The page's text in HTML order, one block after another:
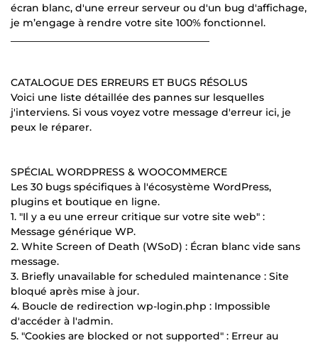
écran blanc, d'une erreur serveur ou d'un bug d'affichage,
je m’engage à rendre votre site 100% fonctionnel.
CATALOGUE DES ERREURS ET BUGS RÉSOLUS
Voici une liste détaillée des pannes sur lesquelles
j'interviens. Si vous voyez votre message d'erreur ici, je
peux le réparer.
SPÉCIAL WORDPRESS & WOOCOMMERCE
Les 30 bugs spécifiques à l'écosystème WordPress,
plugins et boutique en ligne.
1. "Il y a eu une erreur critique sur votre site web" :
Message générique WP.
2. White Screen of Death (WSoD) : Écran blanc vide sans
message.
3. Briefly unavailable for scheduled maintenance : Site
bloqué après mise à jour.
4. Boucle de redirection wp-login.php : Impossible
d'accéder à l'admin.
5. "Cookies are blocked or not supported" : Erreur au